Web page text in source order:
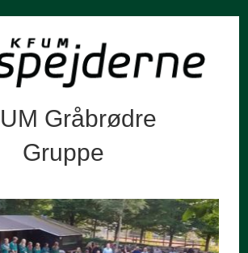
Gråbrødre
Gruppe